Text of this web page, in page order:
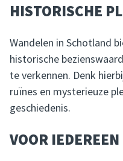
HISTORISCHE
Wandelen in Schotland
historische
te verkennen. Denk
ruïnes en mysterieuze
geschiedenis.
VOOR